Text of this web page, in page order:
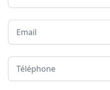
Email
Téléphone